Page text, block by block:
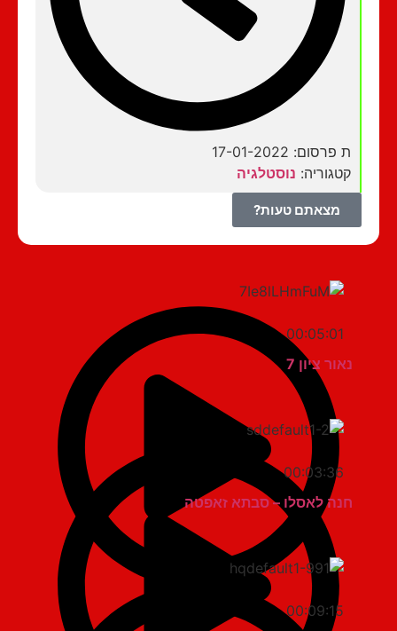
ת פרסום: 17-01-2022
קטגוריה:נוסטלגיה
מצאתם טעות?
00:05:01
נאור ציון 7
00:03:36
חנה לאסלו – סבתא זאפטה
00:09:15